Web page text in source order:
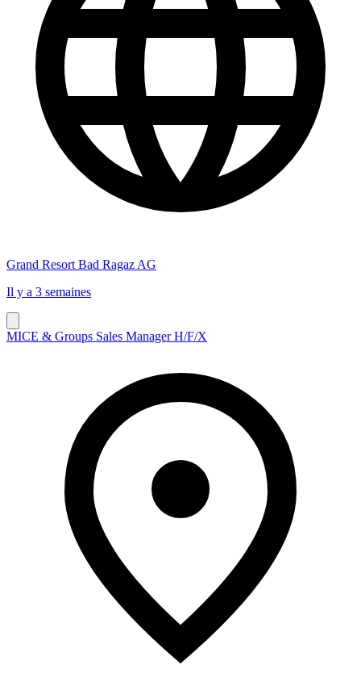
Grand Resort Bad Ragaz AG
Il y a 3 semaines
MICE & Groups Sales Manager H/F/X